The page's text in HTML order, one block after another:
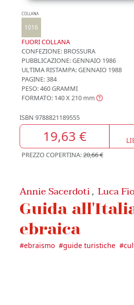
COLLANA
1016
FUORI COLLANA
CONFEZIONE: BROSSURA
PUBBLICAZIONE:GENNAIO 1986
ULTIMA RISTAMPA:GENNAIO 1988
PAGINE: 384
PESO: 460 GRAMMI
FORMATO: 140 X 210 mm
ISBN 9788821189555
19,63 €
PREZZO COPERTINA:20,66 €
Annie Sacerdoti , Luca
Guida
ebraica
#ebraismo #guide turistiche #